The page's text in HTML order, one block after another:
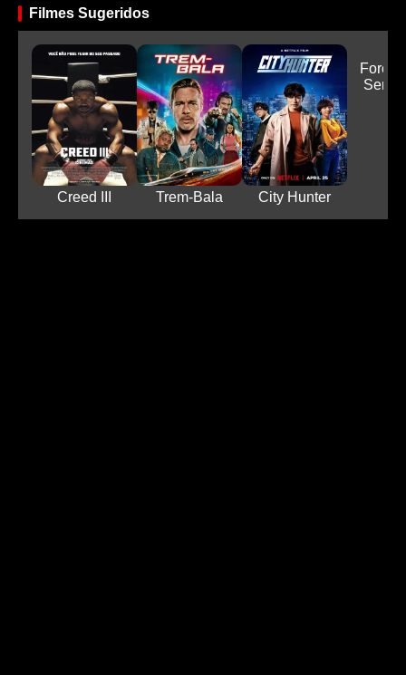
Filmes Sugeridos
Creed III Trem-Bala City Hunter
Força
Sem